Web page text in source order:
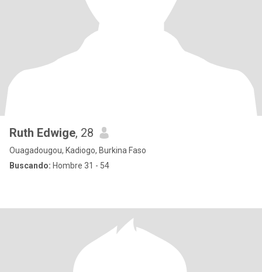
Ruth Edwige, 28
Ouagadougou, Kadiogo, Burkina Faso
Buscando: Hombre 31 - 54